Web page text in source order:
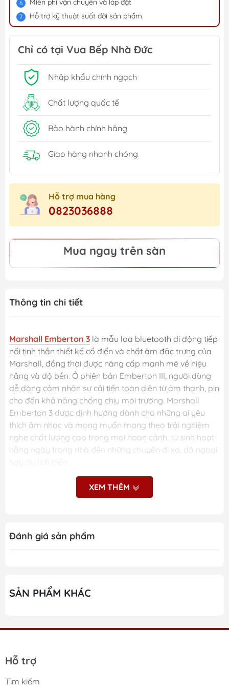
Miễn phí vận chuyển và lắp đặt
Hỗ trợ kỹ thuật suốt đời sản phẩm.
Chỉ có tại Vua Bếp Nhà Đức
Nhập khẩu chính ngạch
Chất lượng quốc tế
Bảo hành chính hãng
Giao hàng nhanh chóng
Hỗ trợ mua hàng
0823036888
Mua ngay trên sàn
Thông tin chi tiết
Marshall Emberton 3 là mẫu loa bluetooth di động tiếp
nối tinh thần thiết kế cổ điển và chất âm đặc trưng của
Marshall, đồng thời được nâng cấp mạnh mẽ về hiệu
năng và độ bền. Ở phiên bản Emberton III, người dùng
dễ dàng cảm nhận sự cải tiến toàn diện từ âm thanh, pin
cho đến khả năng chống chịu môi trường. Marshall
Emberton 3 được định hướng dành cho những ai yêu
thích âm nhạc và mong muốn mang theo trải nghiệm
nghe chất lượng cao trong mọi hoàn cảnh, từ sinh hoạt
hằng ngày trong nhà đến những chuyến đi xa, dã ngoại
Âm thanh đa hướng 360 độ với công nghệ True
Hệ thống driver kép kết hợp bộ tản nhiệt thụ động
Công nghệ Dynamic Loudness tự động cân bằng
âm thanh
XEM THÊM
Đánh giá sản phẩm
SẢN PHẨM KHÁC
Hỗ trợ
Tìm kiếm